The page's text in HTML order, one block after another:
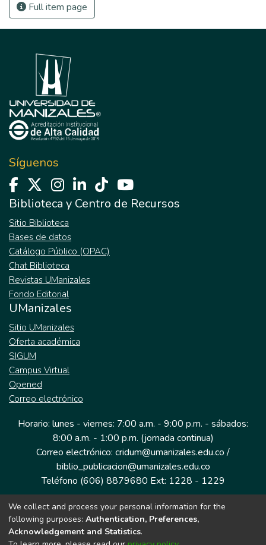
Full item page
Síguenos
Biblioteca y Centro de Recursos
Sitio Biblioteca
Bases de datos
Catálogo Público (OPAC)
Chat Biblioteca
Revistas UManizales
Fondo Editorial
UManizales
Sitio UManizales
Oferta académica
SIGUM
Campus Virtual
Opened
Correo electrónico
Horario: lunes - viernes: 7:00 a.m. - 9:00 p.m. - sábados:
8:00 a.m. - 1:00 p.m. (jornada continua)
Correo electrónico: cridum@umanizales.edu.co /
biblio_publicacion@umanizales.edu.co
Teléfono (606) 8879680 Ext: 1228 - 1229
Dirección: Cra 9 a # 19-03 Edificio histórico, piso 1
Manizales, Caldas
Colombia.
We collect and process your personal information for the
following purposes: Authentication, Preferences,
Acknowledgement and Statistics.